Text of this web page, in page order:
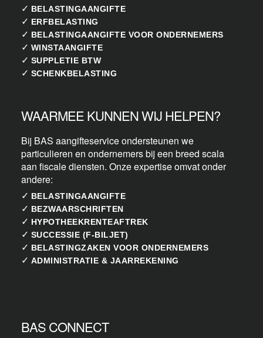
✓ BELASTINGAANGIFTE
✓ ERFBELASTING
✓ BELASTINGAANGIFTE VOOR ONDERNEMERS
✓ WINSTAANGIFTE
✓ SUPPLETIE BTW
✓ SCHENKBELASTING
WAARMEE KUNNEN WIJ HELPEN?
Bij BAS aangifteservice ondersteunen we
particulieren en ondernemers bij een breed scala
aan fiscale diensten. Onze expertise omvat onder
andere:
✓ BELASTINGAANGIFTE
✓ BEZWAARSCHRIFTEN
✓ HYPOTHEEKRENTEAFTREK
✓ SUCCESSIE (F-BILJET)
✓ BELASTINGZAKEN VOOR ONDERNEMERS
✓ ADMINISTRATIE & JAARREKENING
BAS CONNECT